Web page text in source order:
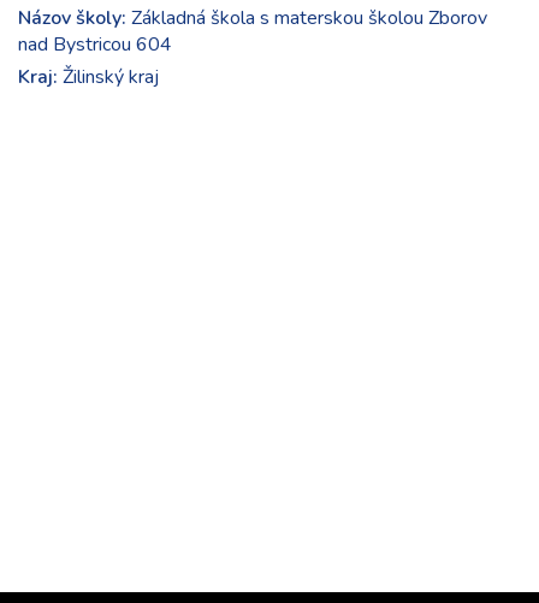
Názov školy: Základná škola s materskou školou Zborov
nad Bystricou 604
Kraj: Žilinský kraj